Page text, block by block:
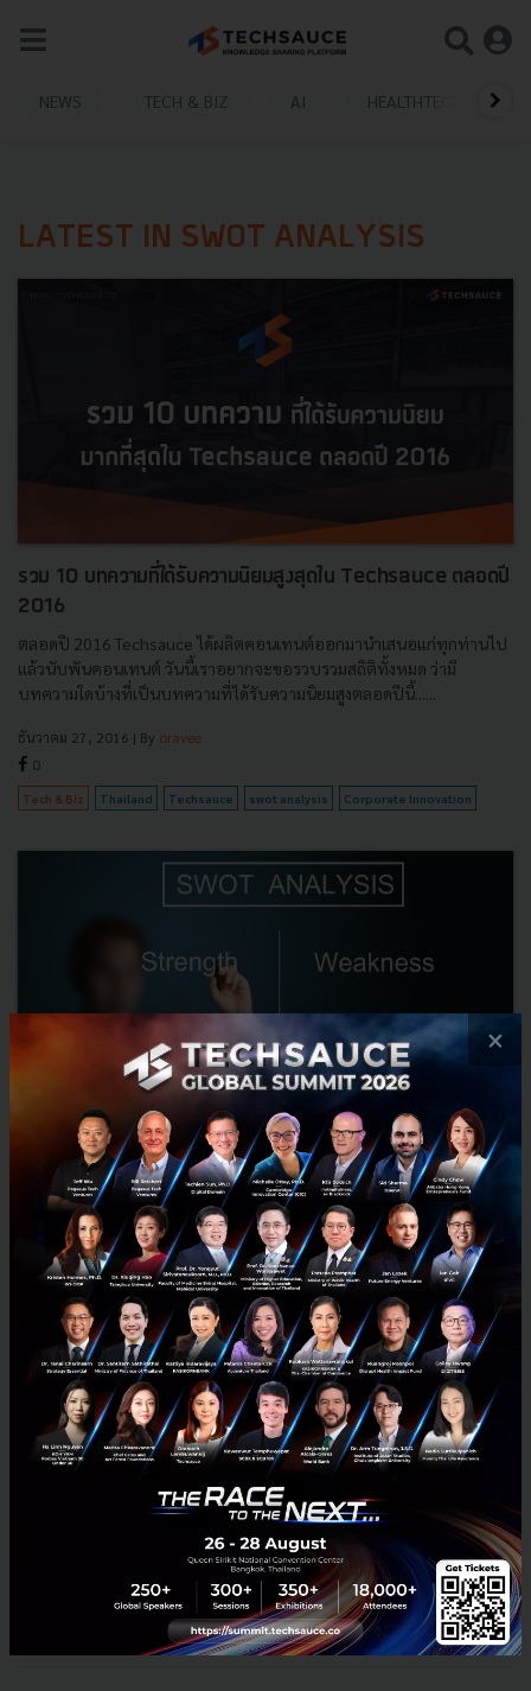
NEWS TECH & BIZ AI HEALTHTECH
LATEST IN SWOT ANALYSIS
รวม 10 บทความที่ได้รับความนิยมสูงสุดใน Techsauce ตลอดปี
2016
ตลอดปี 2016 Techsauce ได้ผลิตคอนเทนต์ออกมานำเสนอแก่ทุกท่านไป
แล้วนับพันคอนเทนต์ วันนี้เราอยากจะขอรวบรวมสถิติทั้งหมด ว่ามี
บทความใดบ้างที่เป็นบทความที่ได้รับความนิยมสูงตลอดปีนี้......
ธันวาคม 27, 2016 | By oravee
0
Tech & Biz Thailand Techsauce swot analysis Corporate Innovation
วิเคราะห์ธุรกิจด้วย SWOT Analysis ขั้นสูง
SWOT Analysis ได้ชื่อว่าเป็น framework การวิเคราะห์ธุรกิจที่ได้รับความ
นิยมเป็นอย่างสูง ปัจจุบันถูกนำมาสอนอย่างแพร่หลายในวิชาเรียนระดับ
มหาวิทยาลัย ด้วยความเป็นรูปแบบตารางสี่ช่องที่เ...
มกราคม 15, 2016| Byoravee
Tech & Biz Uber Startup framework swot analysis
E-mail :contact@techsauce.co
Tel : 02-001-5375
Mobile : 06-4658-9500
×